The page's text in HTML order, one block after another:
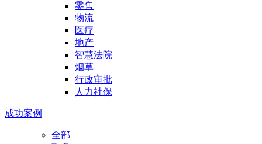
零售
物流
医疗
地产
智慧法院
烟草
行政审批
人力社保
成功案例
全部